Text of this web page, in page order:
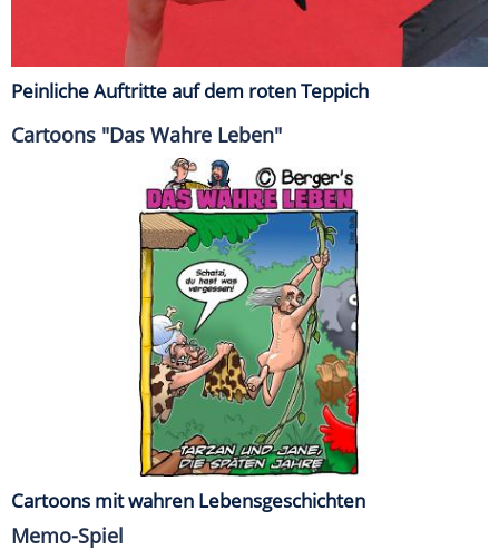
Peinliche Auftritte auf dem roten Teppich
Cartoons "Das Wahre Leben"
Cartoons mit wahren Lebensgeschichten
Memo-Spiel